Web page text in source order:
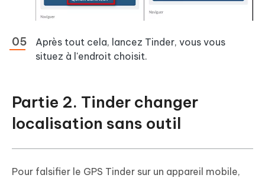
Après tout cela, lancez Tinder, vous vous
situez à l'endroit choisit.
Partie 2. Tinder changer
localisation sans outil
Pour falsifier le GPS Tinder sur un appareil mobile,